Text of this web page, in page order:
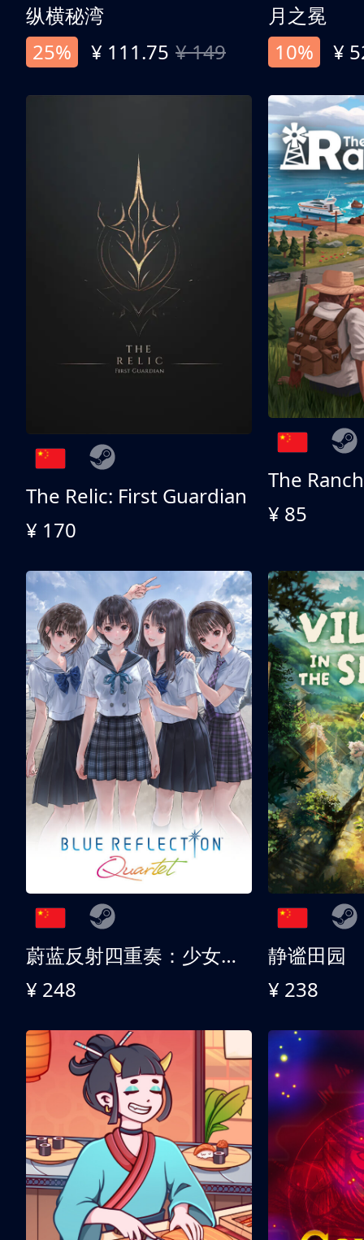
纵横秘湾
25%
¥ 111.75 ¥ 149
月之冕
10%
¥
The Relic: First Guardian
¥ 170
The
¥ 85
蔚蓝反射四重奏：少女们的奇迹
¥ 248
静谧田园
¥ 238